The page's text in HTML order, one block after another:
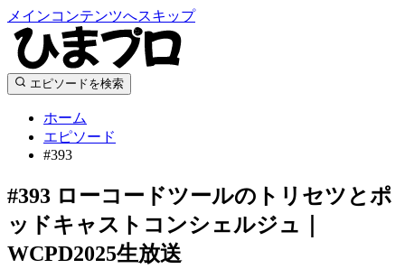
メインコンテンツへスキップ
エピソードを検索
ホーム
エピソード
#393
#393 ローコードツールのトリセツとポ
ッドキャストコンシェルジュ｜
WCPD2025生放送